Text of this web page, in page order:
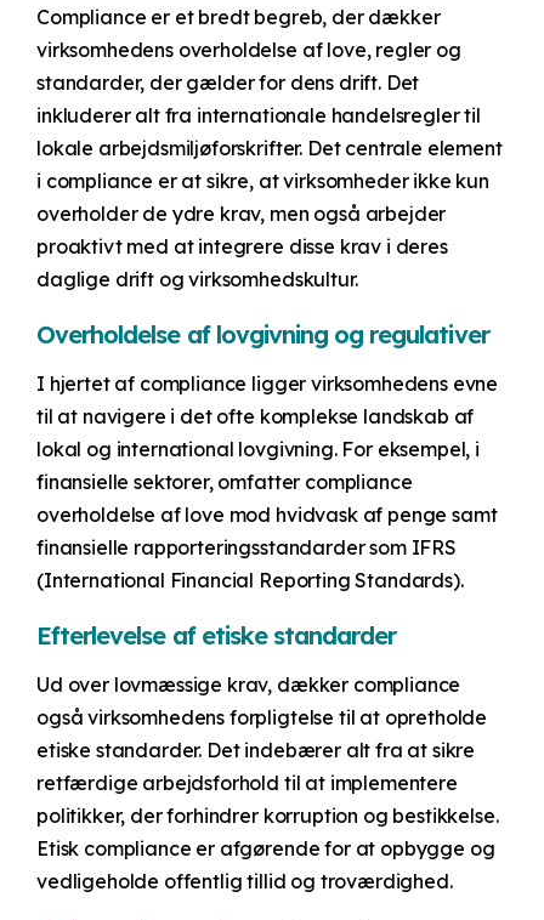
Compliance er et bredt begreb, der dækker
virksomhedens overholdelse af love, regler og
standarder, der gælder for dens drift. Det
inkluderer alt fra internationale handelsregler til
lokale arbejdsmiljøforskrifter. Det centrale element
i compliance er at sikre, at virksomheder ikke kun
overholder de ydre krav, men også arbejder
proaktivt med at integrere disse krav i deres
daglige drift og virksomhedskultur.
Overholdelse af lovgivning og regulativer
I hjertet af compliance ligger virksomhedens evne
til at navigere i det ofte komplekse landskab af
lokal og international lovgivning. For eksempel, i
finansielle sektorer, omfatter compliance
overholdelse af love mod hvidvask af penge samt
finansielle rapporteringsstandarder som IFRS
(International Financial Reporting Standards).
Efterlevelse af etiske standarder
Ud over lovmæssige krav, dækker compliance
også virksomhedens forpligtelse til at opretholde
etiske standarder. Det indebærer alt fra at sikre
retfærdige arbejdsforhold til at implementere
politikker, der forhindrer korruption og bestikkelse.
Etisk compliance er afgørende for at opbygge og
vedligeholde offentlig tillid og troværdighed.